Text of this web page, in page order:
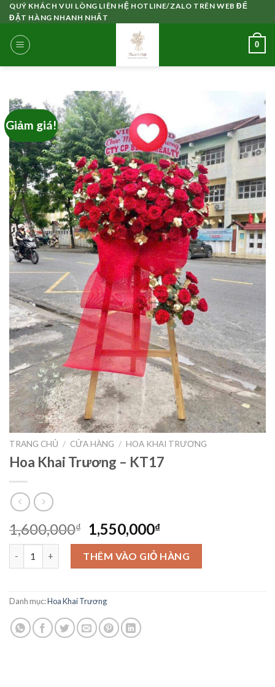
Skip
to
content
QUÝ KHÁCH VUI LÒNG LIÊN HỆ HOTLINE/ZALO TRÊN WEB ĐỂ
ĐẶT HÀNG NHANH NHẤT
0
Giảm giá!
TRANG CHỦ / CỬA HÀNG / HOA KHAI TRƯƠNG
Hoa Khai Trương – KT17
1,600,000₫
Giá
gốc
là:
1,600,000₫.
1,550,000₫Giá
hiện
tại
là:
1,550,000₫.
Hoa Khai Trương - KT17 số lượng
THÊM VÀO GIỎ HÀNG
Danh mục:Hoa Khai Trương